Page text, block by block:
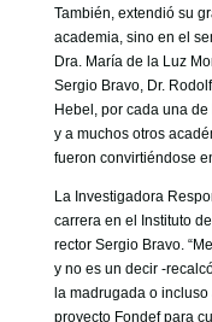
También, extendió su
academia, sino en el
Dra. María de la Luz
Sergio Bravo, Dr.
Hebel, por cada una
y a muchos otros
fueron convirtiéndose
La Investigadora
carrera en el Instituto
rector Sergio Bravo.
y no es un decir -
la madrugada o
proyecto Fondef para